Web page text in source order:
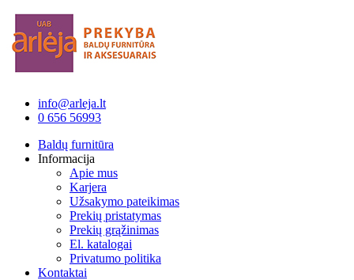
info@arleja.lt
0 656 56993
Baldų furnitūra
Informacija
Apie mus
Karjera
Užsakymo pateikimas
Prekių pristatymas
Prekių grąžinimas
El. katalogai
Privatumo politika
Kontaktai